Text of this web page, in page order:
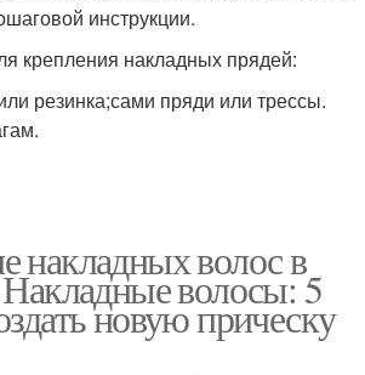
инструкции.
крепления накладных прядей:
резинка;сами пряди или трессы.
накладных волос в
волосы: 5
новую прическу